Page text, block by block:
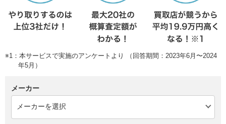
※1：本サービスで実施のアンケートより （回答期間：2023年6月〜2024
年5月）
メーカー